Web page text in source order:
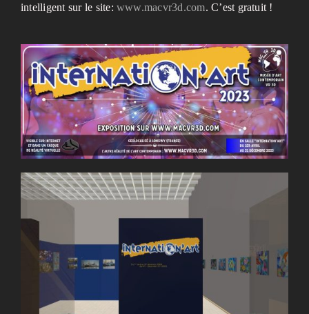
intelligent sur le site: www.macvr3d.com. C’est gratuit !